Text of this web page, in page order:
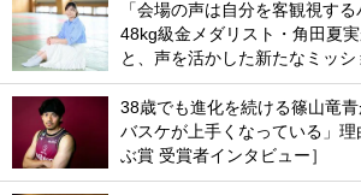
「会場の声は自分を客観視す
48kg級金メダリスト・角田夏
と、声を活かした新たなミッシ
38歳でも進化を続ける篠山竜
バスケが上手くなっている」
ぶ賞 受賞者インタビュー］